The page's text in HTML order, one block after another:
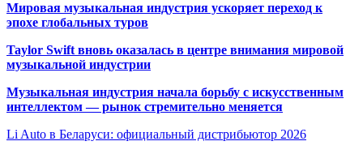
Мировая музыкальная индустрия ускоряет переход к
эпохе глобальных туров
Taylor Swift вновь оказалась в центре внимания мировой
музыкальной индустрии
Музыкальная индустрия начала борьбу с искусственным
интеллектом — рынок стремительно меняется
Li Auto в Беларуси: официальный дистрибьютор 2026